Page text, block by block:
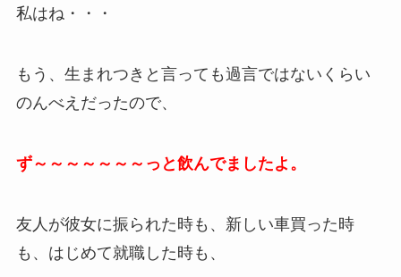
私はね・・・
もう、生まれつきと言っても過言ではないくらい
のんべえだったので、
ず～～～～～～～っと飲んでましたよ。
友人が彼女に振られた時も、新しい車買った時
も、はじめて就職した時も、